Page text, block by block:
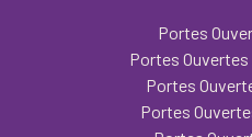
Portes
Portes
Portes
Portes